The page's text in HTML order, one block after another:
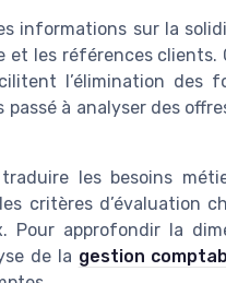
informations sur la
les références
l’élimination des
passé à analyser des
les besoins
critères d’évaluation
approfondir la
de la gestion